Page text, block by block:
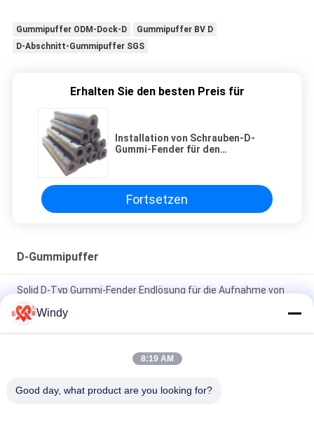
Gummipuffer ODM-Dock-D
Gummipuffer BV D
D-Abschnitt-Gummipuffer SGS
Erhalten Sie den besten Preis für
Installation von Schrauben-D-
Gummi-Fender für den
Fortsetzen
D-Gummipuffer
Solid D-Typ Gummi-Fender Endlösung für die Aufnahme von
Aufprallenergie
Solid D Gummi-Fendern hervorragende Wetterbeständigkeit
für anspruchsvolle Anwendungen
individuellen Anlegeschutz
Windy
8:19 AM
Good day, what product are you looking for?